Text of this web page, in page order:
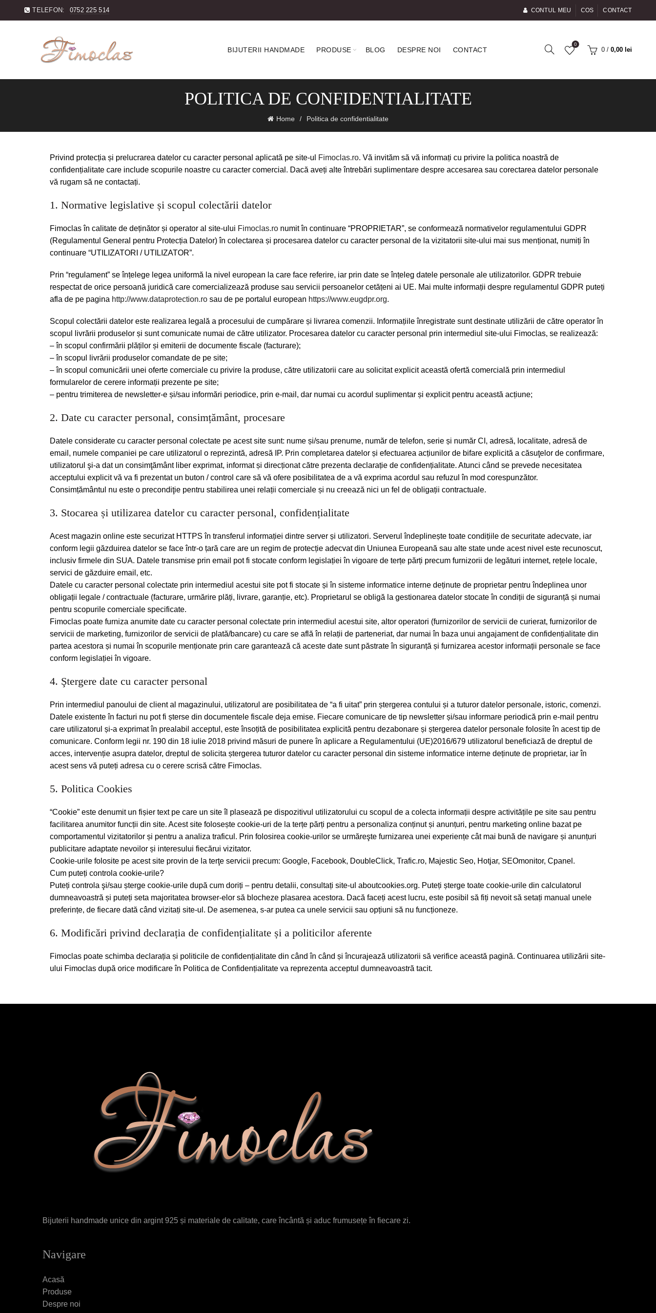
TELEFON: 0752 225 514 CONTUL MEU COS CONTACT
BIJUTERII HANDMADE PRODUSE BLOG DESPRE NOI CONTACT
0
0 / 0,00 lei
POLITICA DE CONFIDENTIALITATE
Home Politica de confidentialitate
Privind protecția și prelucrarea datelor cu caracter personal aplicată pe site-ul Fimoclas.ro. Vă invităm să vă informați cu privire la politica noastră de
confidențialitate care include scopurile noastre cu caracter comercial. Dacă aveți alte întrebări suplimentare despre accesarea sau corectarea datelor personale
vă rugam să ne contactați.
1. Normative legislative și scopul colectării datelor
Fimoclas în calitate de deținător și operator al site-ului Fimoclas.ro numit în continuare “PROPRIETAR”, se conformează normativelor regulamentului GDPR
(Regulamentul General pentru Protecția Datelor) în colectarea și procesarea datelor cu caracter personal de la vizitatorii site-ului mai sus menționat, numiți în
continuare “UTILIZATORI / UTILIZATOR”.
Prin “regulament” se înțelege legea uniformă la nivel european la care face referire, iar prin date se înțeleg datele personale ale utilizatorilor. GDPR trebuie
respectat de orice persoană juridică care comercializează produse sau servicii persoanelor cetățeni ai UE. Mai multe informații despre regulamentul GDPR puteți
afla de pe pagina http://www.dataprotection.ro sau de pe portalul european https://www.eugdpr.org.
Scopul colectării datelor este realizarea legală a procesului de cumpărare și livrarea comenzii. Informațiile înregistrate sunt destinate utilizării de către operator în
scopul livrării produselor și sunt comunicate numai de către utilizator. Procesarea datelor cu caracter personal prin intermediul site-ului Fimoclas, se realizează:
– în scopul confirmării plăților și emiterii de documente fiscale (facturare);
– în scopul livrării produselor comandate de pe site;
– în scopul comunicării unei oferte comerciale cu privire la produse, către utilizatorii care au solicitat explicit această ofertă comercială prin intermediul
formularelor de cerere informații prezente pe site;
– pentru trimiterea de newsletter-e și/sau informări periodice, prin e-mail, dar numai cu acordul suplimentar și explicit pentru această acțiune;
2. Date cu caracter personal, consimțământ, procesare
Datele considerate cu caracter personal colectate pe acest site sunt: nume și/sau prenume, număr de telefon, serie și număr CI, adresă, localitate, adresă de
email, numele companiei pe care utilizatorul o reprezintă, adresă IP. Prin completarea datelor și efectuarea acțiunilor de bifare explicită a căsuţelor de confirmare,
utilizatorul şi-a dat un consimţământ liber exprimat, informat și direcționat către prezenta declarație de confidențialitate. Atunci când se prevede necesitatea
acceptului explicit vă va fi prezentat un buton / control care să vă ofere posibilitatea de a vă exprima acordul sau refuzul în mod corespunzător.
Consimțământul nu este o precondiţie pentru stabilirea unei relații comerciale și nu creează nici un fel de obligații contractuale.
3. Stocarea și utilizarea datelor cu caracter personal, confidențialitate
Acest magazin online este securizat HTTPS în transferul informației dintre server și utilizatori. Serverul îndeplinește toate condițiile de securitate adecvate, iar
conform legii găzduirea datelor se face într-o țară care are un regim de protecție adecvat din Uniunea Europeană sau alte state unde acest nivel este recunoscut,
inclusiv firmele din SUA. Datele transmise prin email pot fi stocate conform legislației în vigoare de terțe părți precum furnizorii de legături internet, rețele locale,
servici de găzduire email, etc.
Datele cu caracter personal colectate prin intermediul acestui site pot fi stocate și în sisteme informatice interne deținute de proprietar pentru îndeplinea unor
obligații legale / contractuale (facturare, urmărire plăți, livrare, garanție, etc). Proprietarul se obligă la gestionarea datelor stocate în condiții de siguranță și numai
pentru scopurile comerciale specificate.
Fimoclas poate furniza anumite date cu caracter personal colectate prin intermediul acestui site, altor operatori (furnizorilor de servicii de curierat, furnizorilor de
servicii de marketing, furnizorilor de servicii de plată/bancare) cu care se află în relații de parteneriat, dar numai în baza unui angajament de confidențialitate din
partea acestora și numai în scopurile menționate prin care garantează că aceste date sunt păstrate în siguranță și furnizarea acestor informații personale se face
conform legislației în vigoare.
4. Ştergere date cu caracter personal
Prin intermediul panoului de client al magazinului, utilizatorul are posibilitatea de “a fi uitat” prin ștergerea contului și a tuturor datelor personale, istoric, comenzi.
Datele existente în facturi nu pot fi șterse din documentele fiscale deja emise. Fiecare comunicare de tip newsletter și/sau informare periodică prin e-mail pentru
care utilizatorul și-a exprimat în prealabil acceptul, este însoțită de posibilitatea explicită pentru dezabonare și ștergerea datelor personale folosite în acest tip de
comunicare. Conform legii nr. 190 din 18 iulie 2018 privind măsuri de punere în aplicare a Regulamentului (UE)2016/679 utilizatorul beneficiază de dreptul de
acces, intervenție asupra datelor, dreptul de solicita ștergerea tuturor datelor cu caracter personal din sisteme informatice interne deținute de proprietar, iar în
acest sens vă puteți adresa cu o cerere scrisă către Fimoclas.
5. Politica Cookies
“Cookie” este denumit un fișier text pe care un site îl plasează pe dispozitivul utilizatorului cu scopul de a colecta informații despre activitățile pe site sau pentru
facilitarea anumitor funcții din site. Acest site folosește cookie-uri de la terțe părți pentru a personaliza conținut și anunțuri, pentru marketing online bazat pe
comportamentul vizitatorilor și pentru a analiza traficul. Prin folosirea cookie-urilor se urmăreşte furnizarea unei experiențe cât mai bună de navigare și anunțuri
publicitare adaptate nevoilor și interesului fiecărui vizitator.
Cookie-urile folosite pe acest site provin de la terţe servicii precum: Google, Facebook, DoubleClick, Trafic.ro, Majestic Seo, Hotjar, SEOmonitor, Cpanel.
Cum puteți controla cookie-urile?
Puteți controla şi/sau șterge cookie-urile după cum doriți – pentru detalii, consultați site-ul aboutcookies.org. Puteți șterge toate cookie-urile din calculatorul
dumneavoastră și puteți seta majoritatea browser-elor să blocheze plasarea acestora. Dacă faceți acest lucru, este posibil să fiți nevoit să setați manual unele
preferințe, de fiecare dată când vizitați site-ul. De asemenea, s-ar putea ca unele servicii sau opțiuni să nu funcționeze.
6. Modificări privind declarația de confidențialitate și a politicilor aferente
Fimoclas poate schimba declarația și politicile de confidențialitate din când în când și încurajează utilizatorii să verifice această pagină. Continuarea utilizării site-
ului Fimoclas după orice modificare în Politica de Confidențialitate va reprezenta acceptul dumneavoastră tacit.
Bijuterii handmade unice din argint 925 și materiale de calitate, care încântă și aduc frumusețe în fiecare zi.
Navigare
Acasă
Produse
Despre noi